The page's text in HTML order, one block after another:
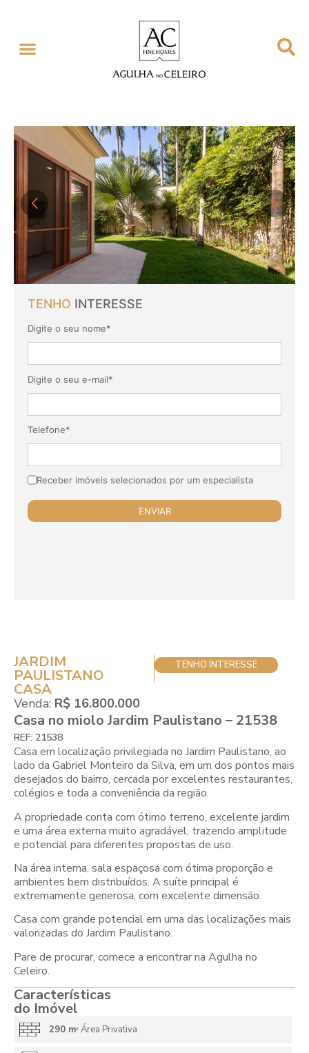
TENHO INTERESSE
Digite o seu nome*
Digite o seu e-mail*
Telefone*
Receber imóveis selecionados por um especialista
JARDIM
PAULISTANO
CASA
Venda: R$ 16.800.000
TENHO INTERESSE
Casa no miolo Jardim Paulistano – 21538
REF: 21538
Casa em localização privilegiada no Jardim Paulistano, ao
lado da Gabriel Monteiro da Silva, em um dos pontos mais
desejados do bairro, cercada por excelentes restaurantes,
colégios e toda a conveniência da região.
A propriedade conta com ótimo terreno, excelente jardim
e uma área externa muito agradável, trazendo amplitude
e potencial para diferentes propostas de uso.
Na área interna, sala espaçosa com ótima proporção e
ambientes bem distribuídos. A suíte principal é
extremamente generosa, com excelente dimensão.
Casa com grande potencial em uma das localizações mais
valorizadas do Jardim Paulistano.
Pare de procurar, comece a encontrar na Agulha no
Celeiro.
Características
do Imóvel
290 m2 Área Privativa